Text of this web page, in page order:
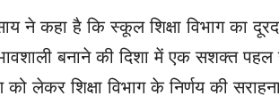
ने कहा है कि स्कूल शिक्षा विभाग का
बनाने की दिशा में एक सशक्त
लेकर शिक्षा विभाग के निर्णय की